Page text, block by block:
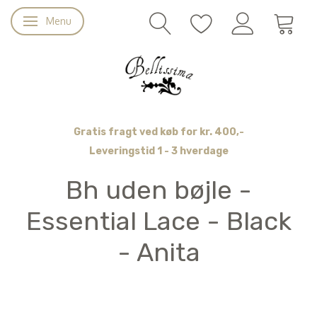
Skifte navigation
Menu
Gratis fragt ved køb for kr. 400,-
Leveringstid 1 - 3 hverdage
Bh uden bøjle -
Essential Lace - Black
- Anita